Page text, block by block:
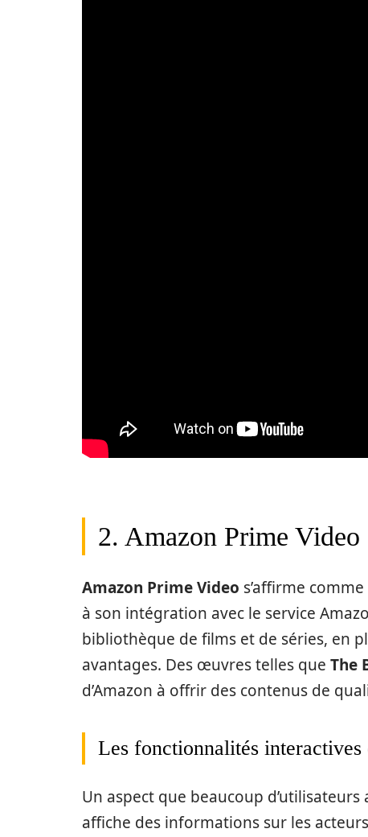
2. Amazon Prime
Amazon Prime Video s’affirme
à son intégration avec le service
bibliothèque de films et de séries, en
avantages. Des œuvres telles que The
d’Amazon à offrir des contenus de
Les fonctionnalités interactives
Un aspect que beaucoup
affiche des informations sur les